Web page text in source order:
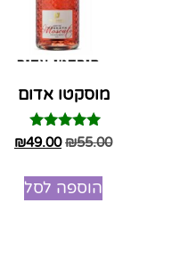
מוסקטו אדום
דורג
5.00
₪55.00
₪49.00
הוספה לסל